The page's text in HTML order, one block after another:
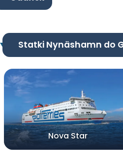
Statki Nynäshamn do
Nova Star